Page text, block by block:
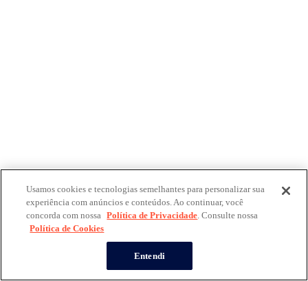
Usamos cookies e tecnologias semelhantes para personalizar sua
experiência com anúncios e conteúdos. Ao continuar, você
concorda com nossa Política de Privacidade. Consulte nossa
Política de Cookies
Entendi